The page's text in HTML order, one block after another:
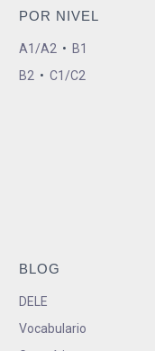
POR NIVEL
A1/A2 • B1
B2 • C1/C2
BLOG
DELE
Vocabulario